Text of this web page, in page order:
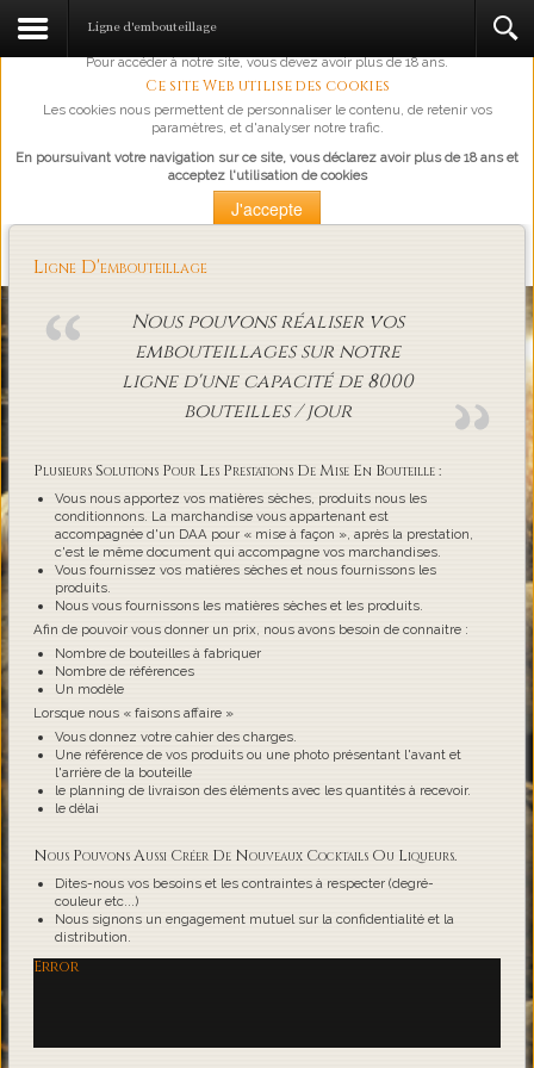
L'abus d'alcool est dangereux pour la santé, à consommer avec
Pour accéder à notre site, vous devez avoir plus de 18 ans.
Ce site Web utilise des cookies
Les cookies nous permettent de personnaliser le contenu, de retenir vos
paramètres, et d'analyser notre trafic.
En poursuivant votre navigation sur ce site, vous déclarez avoir plus de 18 ans et
acceptez l'utilisation de cookies
J'accepte
Loading...
Ligne d'embouteillage
Ligne D'embouteillage
Nous pouvons réaliser vos
embouteillages sur notre
ligne d'une capacité de 8000
bouteilles / jour
Plusieurs Solutions Pour Les Prestations De Mise En Bouteille :
Vous nous apportez vos matières sèches, produits nous les
conditionnons. La marchandise vous appartenant est
accompagnée d'un DAA pour « mise à façon », après la prestation,
c'est le même document qui accompagne vos marchandises.
Vous fournissez vos matières sèches et nous fournissons les
produits.
Nous vous fournissons les matières sèches et les produits.
Afin de pouvoir vous donner un prix, nous avons besoin de connaitre :
Nombre de bouteilles à fabriquer
Nombre de références
Un modèle
Lorsque nous « faisons affaire »
Vous donnez votre cahier des charges.
Une référence de vos produits ou une photo présentant l'avant et
l'arrière de la bouteille
le planning de livraison des éléments avec les quantités à recevoir.
le délai
Nous Pouvons Aussi Créer De Nouveaux Cocktails Ou Liqueurs.
Dites-nous vos besoins et les contraintes à respecter (degré-
couleur etc...)
Nous signons un engagement mutuel sur la confidentialité et la
distribution.
Error